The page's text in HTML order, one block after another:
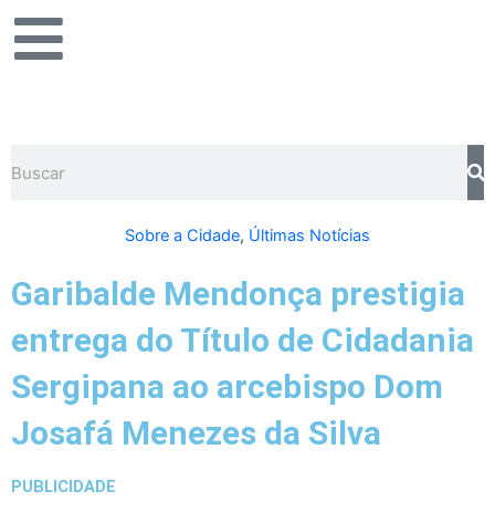
para
Sobre a Cidade, Últimas Notícias
Garibalde Mendonça prestigia
entrega do Título de Cidadania
Sergipana ao arcebispo Dom
Josafá Menezes da Silva
PUBLICIDADE